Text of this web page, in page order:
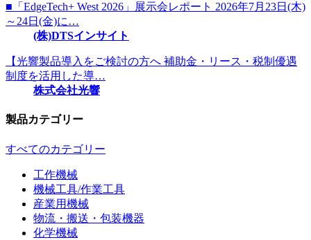
■「EdgeTech+ West 2026」展示会レポート 2026年7月23日(木)
～24日(金)に…
(株)DTSインサイト
【光響製品導入をご検討の方へ 補助金・リース・税制優遇
制度を活用した導…
株式会社光響
製品カテゴリー
すべてのカテゴリー
工作機械
機械工具/作業工具
産業用機械
物流・搬送・包装機器
化学機械